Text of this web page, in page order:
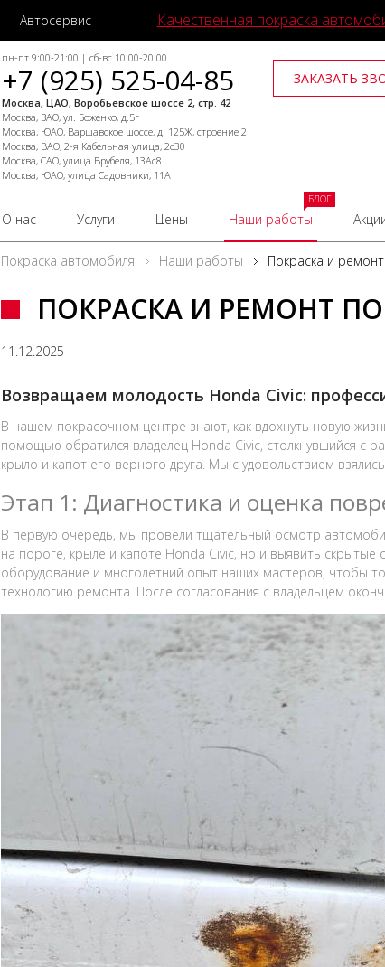
Автосервис Качественная покраска
пн-пт 9:00-21:00 | сб-вс 10:00-20:00
+7 (925) 525-04-85
Москва, ЦАО, Воробьевское шоссе 2, стр. 42
Москва, ЗАО, ул. Боженко, д.5г
Москва, ЮАО, Варшавское шоссе, д. 125Ж, строение 2
Москва, ВАО, 2-я Кабельная улица, 2с30
Москва, САО, улица Врубеля, 13Ас8
Москва, ЮАО, улица Садовники, 11А
ЗАКАЗАТЬ
О нас Услуги Цены Наши работы
БЛОГ
Покраска автомобиля Наши работы Покраска и
ПОКРАСКА И РЕМОНТ
11.12.2025
Возвращаем молодость Honda Civic:
В нашем покрасочном центре знают, как вдохнуть новую
помощью обратился владелец Honda Civic, столкнувшийся с
крыло и капот его верного друга. Мы с удовольствием
Этап 1: Диагностика и оценка
В первую очередь, мы провели тщательный осмотр
на пороге, крыле и капоте Honda Civic, но и выявить
оборудование и многолетний опыт наших мастеров, чтобы
технологию ремонта. После согласования с владельцем